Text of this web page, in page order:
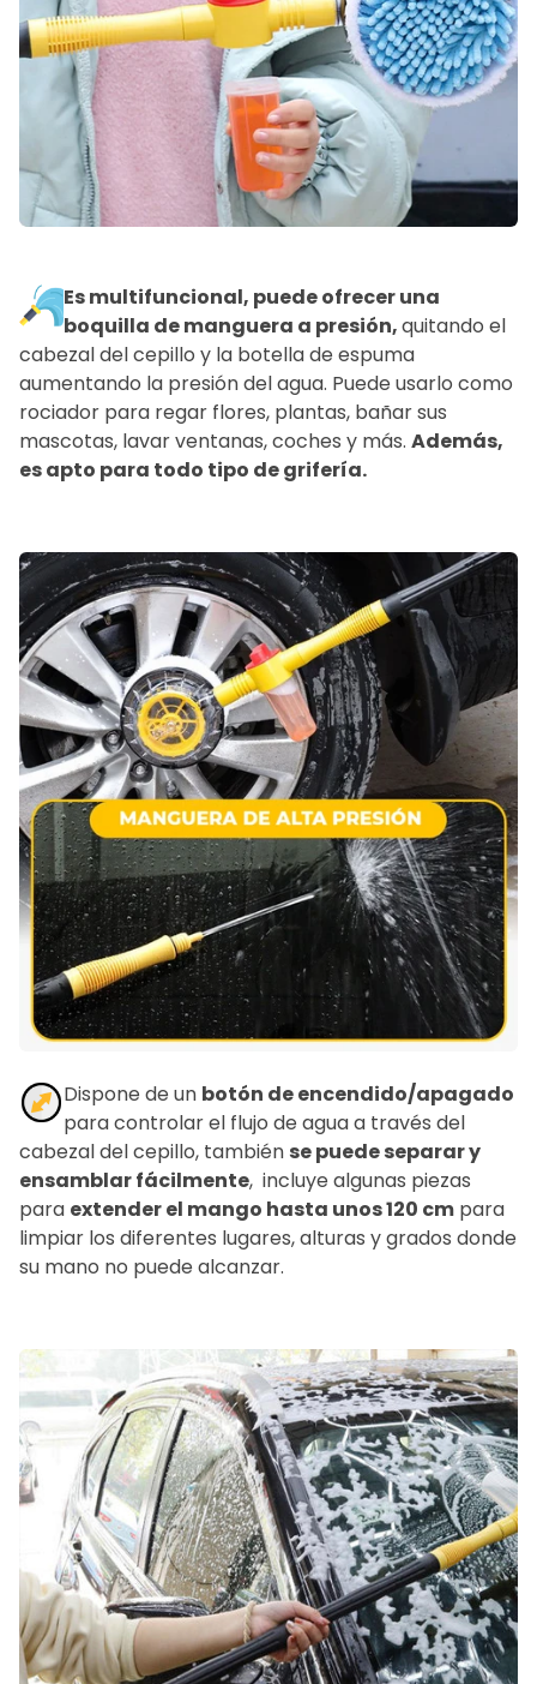
Es multifuncional, puede ofrecer una
boquilla de manguera a presión,quitando el
cabezal del cepillo y la botella de espuma
aumentando la presión del agua. Puede usarlo como
rociador para regar flores, plantas, bañar sus
mascotas, lavar ventanas, coches y más. Además,
es apto para todo tipo de grifería.
Dispone de un botón de encendido/apagado
para controlar el flujo de agua a través del
cabezal del cepillo, también se puede separar y
ensamblar fácilmente, incluye algunas piezas
para extender el mango hasta unos 120 cm para
limpiar los diferentes lugares, alturas y grados donde
su mano no puede alcanzar.